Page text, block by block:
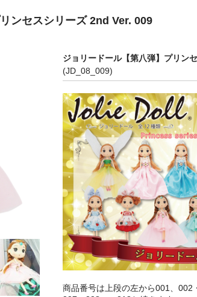
ンセスシリーズ 2nd Ver. 009
ジョリードール【第八弾】プリン
(JD_08_009)
商品番号は上段の左から001、002